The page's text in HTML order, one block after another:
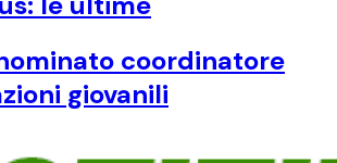
coordinatore
giovanili